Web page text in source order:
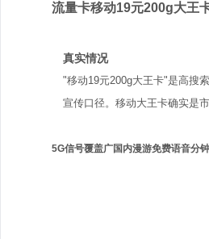
流量卡移动19元200g大王
真实情况
"移动19元200g大王卡"是高搜
宣传口径。移动大王卡确实是
5G信号覆盖广国内漫游免费语音分